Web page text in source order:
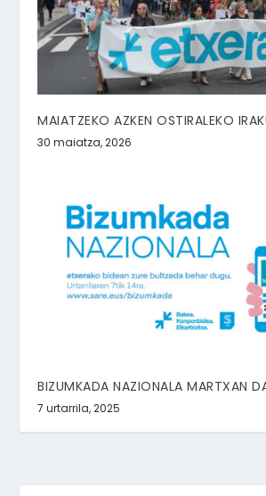
MAIATZEKO AZKEN OSTIRALEKO
30 maiatza, 2026
BIZUMKADA NAZIONALA MARTXAN
7 urtarrila, 2025